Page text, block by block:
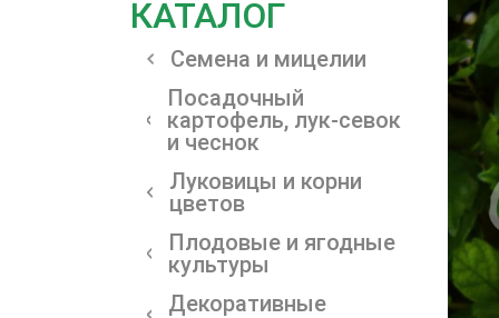
КАТАЛОГ
Семена и мицелии
Посадочный
картофель, лук-севок
и чеснок
Луковицы и корни
цветов
Плодовые и ягодные
культуры
Декоративные